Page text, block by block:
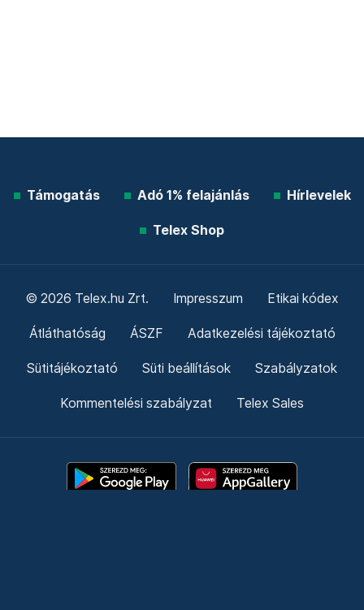
Támogatás Adó 1% felajánlás Hírlevelek
Telex Shop
© 2026 Telex.hu Zrt. Impresszum Etikai kódex
Átláthatóság ÁSZF Adatkezelési tájékoztató
Sütitájékoztató Süti beállítások Szabályzatok
Kommentelési szabályzat Telex Sales